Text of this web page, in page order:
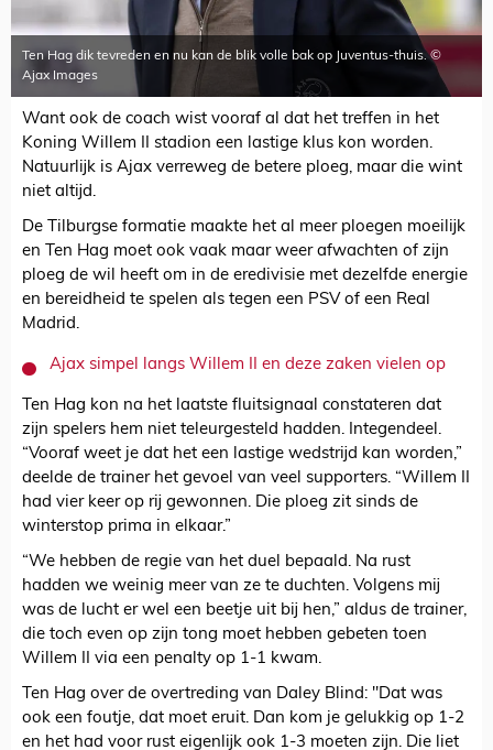
Ten Hag dik tevreden en nu kan de blik volle bak op Juventus-thuis. ©
Ajax Images
Want ook de coach wist vooraf al dat het treffen in het
Koning Willem II stadion een lastige klus kon worden.
Natuurlijk is Ajax verreweg de betere ploeg, maar die wint
niet altijd.
De Tilburgse formatie maakte het al meer ploegen moeilijk
en Ten Hag moet ook vaak maar weer afwachten of zijn
ploeg de wil heeft om in de eredivisie met dezelfde energie
en bereidheid te spelen als tegen een PSV of een Real
Madrid.
Ajax simpel langs Willem II en deze zaken vielen op
Ten Hag kon na het laatste fluitsignaal constateren dat
zijn spelers hem niet teleurgesteld hadden. Integendeel.
“Vooraf weet je dat het een lastige wedstrijd kan worden,”
deelde de trainer het gevoel van veel supporters. “Willem II
had vier keer op rij gewonnen. Die ploeg zit sinds de
winterstop prima in elkaar.”
“We hebben de regie van het duel bepaald. Na rust
hadden we weinig meer van ze te duchten. Volgens mij
was de lucht er wel een beetje uit bij hen,” aldus de trainer,
die toch even op zijn tong moet hebben gebeten toen
Willem II via een penalty op 1-1 kwam.
Ten Hag over de overtreding van Daley Blind: "Dat was
ook een foutje, dat moet eruit. Dan kom je gelukkig op 1-2
en het had voor rust eigenlijk ook 1-3 moeten zijn. Die liet